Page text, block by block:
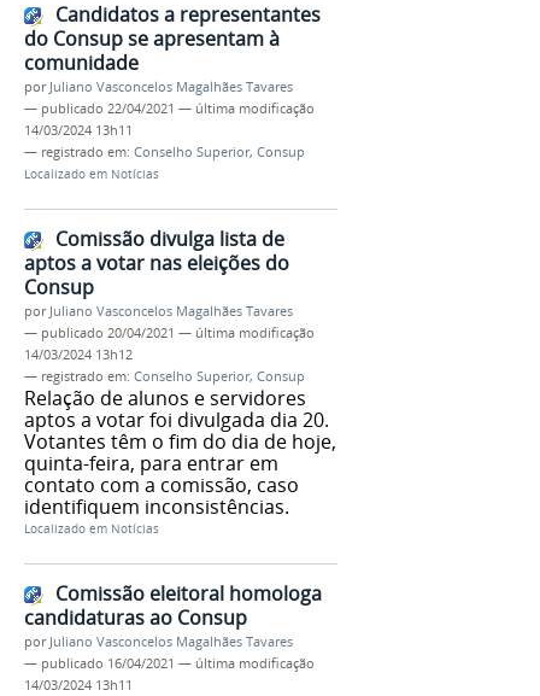
Candidatos a representantes
do Consup se apresentam à
comunidade
por Juliano Vasconcelos Magalhães Tavares
— publicado 22/04/2021 — última modificação
14/03/2024 13h11
— registrado em: Conselho Superior, Consup
Localizado em Notícias
Comissão divulga lista de
aptos a votar nas eleições do
Consup
por Juliano Vasconcelos Magalhães Tavares
— publicado 20/04/2021 — última modificação
14/03/2024 13h12
— registrado em: Conselho Superior, Consup
Relação de alunos e servidores
aptos a votar foi divulgada dia 20.
Votantes têm o fim do dia de hoje,
quinta-feira, para entrar em
contato com a comissão, caso
identifiquem inconsistências.
Localizado em Notícias
Comissão eleitoral homologa
candidaturas ao Consup
por Juliano Vasconcelos Magalhães Tavares
— publicado 16/04/2021 — última modificação
14/03/2024 13h11